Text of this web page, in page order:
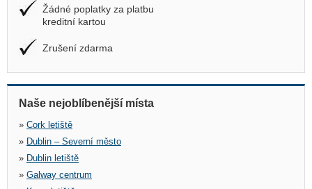
Žádné poplatky za platbu
kreditní kartou
Zrušení zdarma
Naše nejoblíbenější místa
» Cork letiště
» Dublin – Severní město
» Dublin letiště
» Galway centrum